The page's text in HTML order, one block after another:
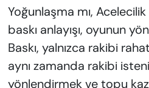
Yoğunlaşma mı,
baskı anlayışı, oyunun
Baskı, yalnızca rakibi
aynı zamanda rakibi
yönlendirmek ve topu